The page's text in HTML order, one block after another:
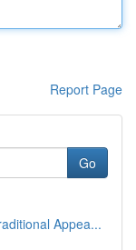
Report Page
Go
Appea...